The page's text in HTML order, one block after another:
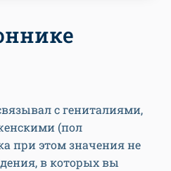
с гениталиями,
(пол
при этом значения не
в которых вы